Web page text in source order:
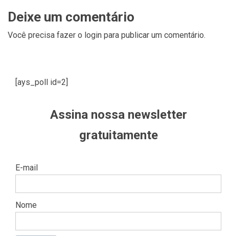
Deixe um comentário
Você precisa fazer o login para publicar um comentário.
[ays_poll id=2]
Assina nossa newsletter
gratuitamente
E-mail
Nome